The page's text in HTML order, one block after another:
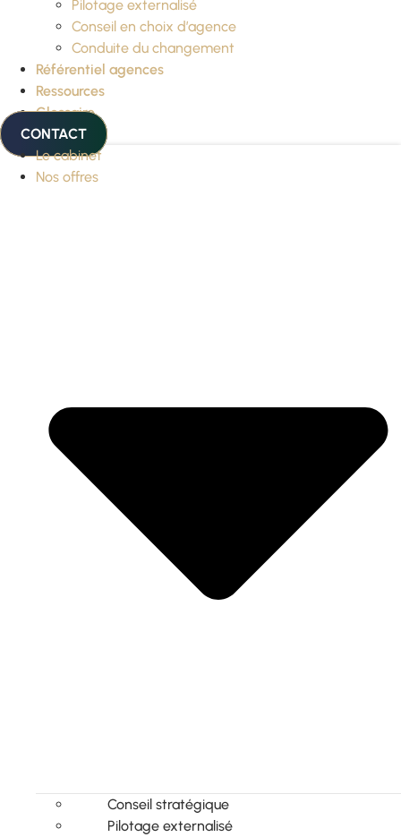
Pilotage externalisé
Conseil en choix d’agence
Conduite du changement
Référentiel agences
Ressources
Glossaire
CONTACT
Le cabinet
Nos offres
Conseil stratégique
Pilotage externalisé